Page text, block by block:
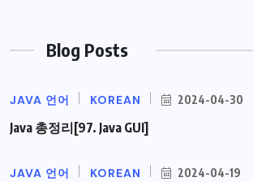
Blog Posts
JAVA 언어 KOREAN 2024-04-30
Java 총정리[97. Java GUI]
JAVA 언어 KOREAN 2024-04-19